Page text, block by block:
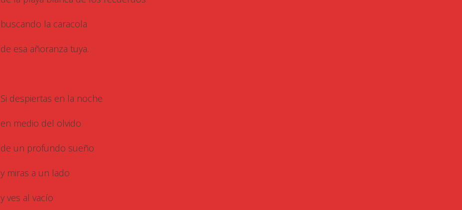
buscando la caracola
de esa añoranza tuya.
Si despiertas en la noche
en medio del olvido
de un profundo sueño
y miras a un lado
y ves al vacío